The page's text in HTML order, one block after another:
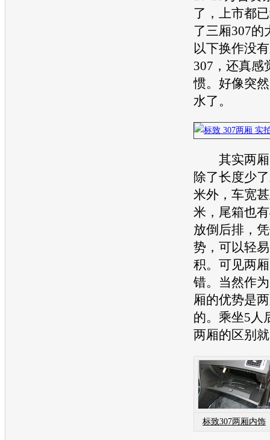
了，上市都
了三厢307的
以下换作没
307，还真感
惯。好像突
水了。
其实两厢
除了长度少
米外，车宽
米，尾箱也
放倒后排，
势，可以轻
积。可见两
错。当然作
厢的优势是
的。乘坐5人
两厢的区别
标致307两厢内饰